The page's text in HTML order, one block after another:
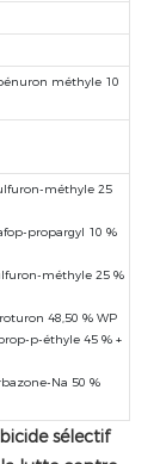
méthyle 10
méthyle 25
propargyl 10 %
méthyle 25 %
48,50 % WP
p-éthyle 45 % +
Na 50 %
sélectif